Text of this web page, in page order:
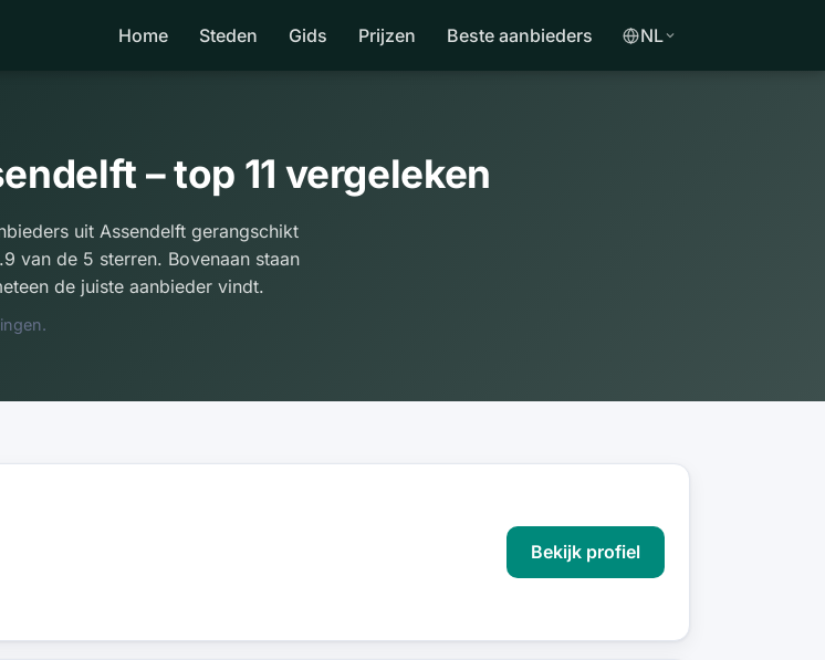
Home Steden Gids Prijzen Beste aanbieders NL
– top 11 vergeleken
uit Assendelft gerangschikt
van de 5 sterren. Bovenaan staan
de juiste aanbieder vindt.
Bekijk profiel